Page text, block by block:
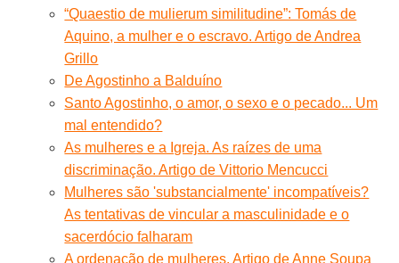
“Quaestio de mulierum similitudine”: Tomás de
Aquino, a mulher e o escravo. Artigo de Andrea
Grillo
De Agostinho a Balduíno
Santo Agostinho, o amor, o sexo e o pecado... Um
mal entendido?
As mulheres e a Igreja. As raízes de uma
discriminação. Artigo de Vittorio Mencucci
Mulheres são 'substancialmente' incompatíveis?
As tentativas de vincular a masculinidade e o
sacerdócio falharam
A ordenação de mulheres. Artigo de Anne Soupa